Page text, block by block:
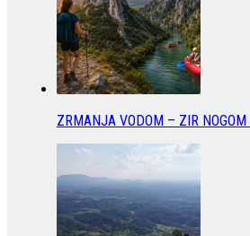
ZRMANJA VODOM – ZIR